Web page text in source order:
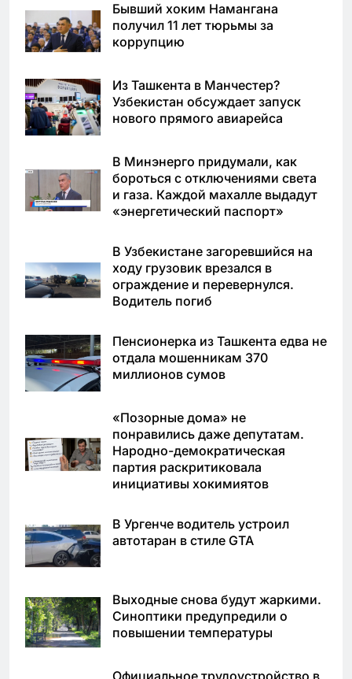
Бывший хоким Намангана
получил 11 лет тюрьмы за
коррупцию
Из Ташкента в Манчестер?
Узбекистан обсуждает запуск
нового прямого авиарейса
В Минэнерго придумали, как
бороться с отключениями света
и газа. Каждой махалле выдадут
«энергетический паспорт»
В Узбекистане загоревшийся на
ходу грузовик врезался в
ограждение и перевернулся.
Водитель погиб
Пенсионерка из Ташкента едва не
отдала мошенникам 370
миллионов сумов
«Позорные дома» не
понравились даже депутатам.
Народно-демократическая
партия раскритиковала
инициативы хокимиятов
В Ургенче водитель устроил
автотаран в стиле GTA
Выходные снова будут жаркими.
Синоптики предупредили о
повышении температуры